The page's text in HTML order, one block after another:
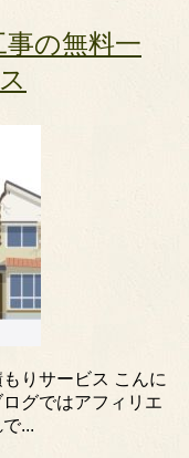
の無料一
りサービス こんに
グではアフィリエ
...